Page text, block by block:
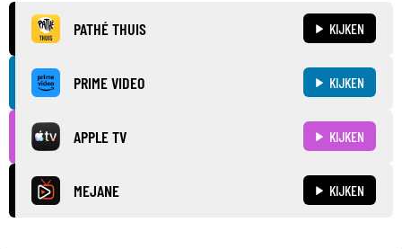
PATHÉ THUIS KIJKEN
PRIME VIDEO KIJKEN
APPLE TV KIJKEN
MEJANE KIJKEN